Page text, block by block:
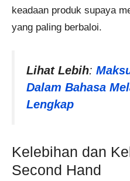
keadaan produk supaya
yang paling berbaloi.
Lihat Lebih:
Dalam Bahasa
Lengkap
Kelebihan dan
Second Hand